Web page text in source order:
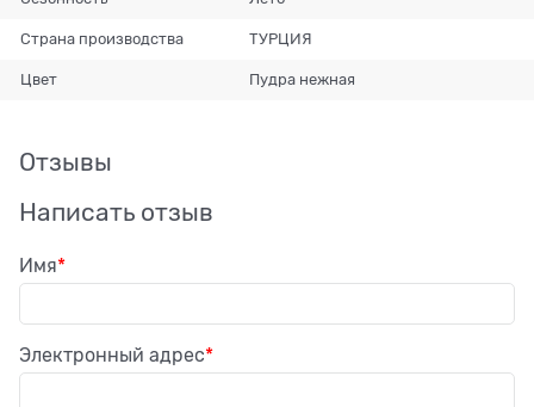
Страна производства ТУРЦИЯ
Цвет Пудра нежная
Отзывы
Написать отзыв
Имя
Электронный адрес